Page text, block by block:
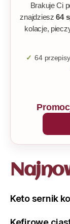
Brakuje Ci
znajdziesz64
kolacje,
64 przepisy
Keto sernik